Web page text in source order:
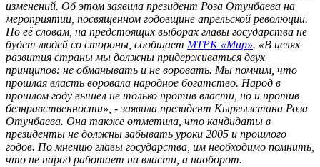
изменений. Об этом заявила президент Роза Отунбаева на
мероприятии, посвященном годовщине апрельской революции.
По её словам, на предстоящих выборах главы государства не
будет людей со стороны, сообщает МТРК «Мир». «В целях
развития страны мы должны придерживаться двух
принципов: не обманывать и не воровать. Мы помним, что
прошлая власть воровала народное богатство. Народ в
прошлом году вышел не только против власти, но и против
безнравственности», - заявила президент Кыргызстана Роза
Отунбаева. Она также отметила, что кандидаты в
президенты не должны забывать уроки 2005 и прошлого
годов. По мнению главы государства, им необходимо помнить,
что не народ работает на власти, а наоборот.